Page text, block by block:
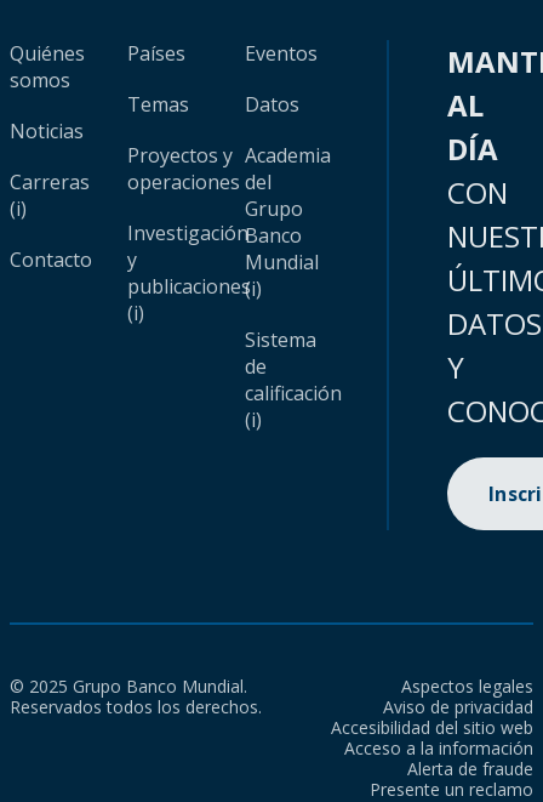
Quiénes
somos
Noticias
Carreras
(i)
Contacto
Países
Temas
Proyectos y
operaciones
Investigación
y
publicaciones
(i)
Eventos
Datos
Academia
del
Grupo
Banco
Mundial
(i)
Sistema
de
calificación
(i)
AL
DÍA
CON
DATOS
Y
© 2025 Grupo Banco Mundial.
Reservados todos los derechos.
Aspectos legales
Aviso de privacidad
Accesibilidad del sitio web
Acceso a la información
Alerta de fraude
Presente un reclamo